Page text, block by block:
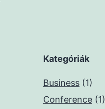
Kategóriák
Business (1)
Conference (1)